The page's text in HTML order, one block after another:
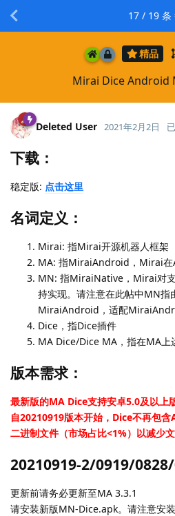
精品
Mirai Dice Android
17 / 19 条
Deleted User 2021年2月2日
下载：
稳定版: 点击这里
名词定义：
Mirai: 指Mirai开源机器人框架
MA: 指MiraiAndroid，Mirai
MN: 指MiraiNative，Mirai对
持实现。请注意在此帖中MN
MiraiAndroid，适配
Dice，指Dice插件
MA Dice/Dice MA，指在MA上
版本需求：
最新版的MA Dice支持安卓5.0及以上
自20210919版本开始，Dice不再包
二进制文件（市场占比<1%）以减少
20210919-2/0919/0828/
更新前请务必更新至MA 3.3.1
请安装新版MN-Dice.apk。请注意安